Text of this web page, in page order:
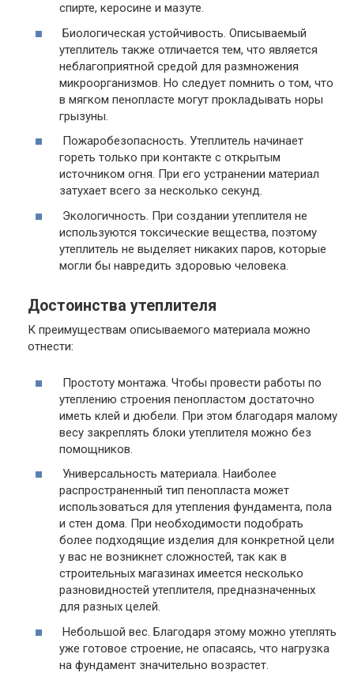
спирте, керосине и мазуте.
Биологическая устойчивость. Описываемый
утеплитель также отличается тем, что является
неблагоприятной средой для размножения
микроорганизмов. Но следует помнить о том, что
в мягком пенопласте могут прокладывать норы
грызуны.
Пожаробезопасность. Утеплитель начинает
гореть только при контакте с открытым
источником огня. При его устранении материал
затухает всего за несколько секунд.
Экологичность. При создании утеплителя не
используются токсические вещества, поэтому
утеплитель не выделяет никаких паров, которые
могли бы навредить здоровью человека.
Достоинства утеплителя
К преимуществам описываемого материала можно
отнести:
Простоту монтажа. Чтобы провести работы по
утеплению строения пенопластом достаточно
иметь клей и дюбели. При этом благодаря малому
весу закреплять блоки утеплителя можно без
помощников.
Универсальность материала. Наиболее
распространенный тип пенопласта может
использоваться для утепления фундамента, пола
и стен дома. При необходимости подобрать
более подходящие изделия для конкретной цели
у вас не возникнет сложностей, так как в
строительных магазинах имеется несколько
разновидностей утеплителя, предназначенных
для разных целей.
Небольшой вес. Благодаря этому можно утеплять
уже готовое строение, не опасаясь, что нагрузка
на фундамент значительно возрастет.